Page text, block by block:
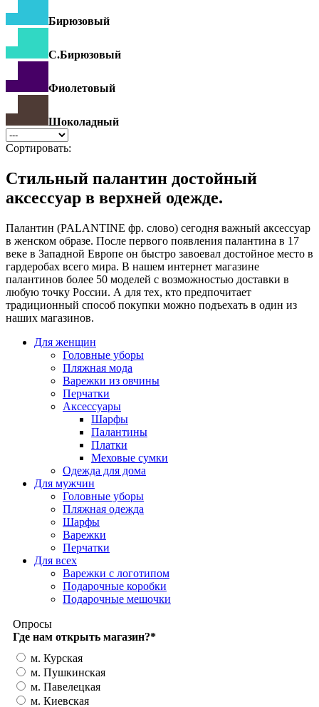
Бирюзовый
С.Бирюзовый
Фиолетовый
Шоколадный
Сортировать:
Стильный палантин достойный
аксессуар в верхней одежде.
Палантин (PALANTINE фр. слово) сегодня важный аксессуар
в женском образе. После первого появления палантина в 17
веке в Западной Европе он быстро завоевал достойное место в
гардеробах всего мира. В нашем интернет магазине
палантинов более 50 моделей с возможностью доставки в
любую точку России. А для тех, кто предпочитает
традиционный способ покупки можно подъехать в один из
наших магазинов.
Для женщин
Головные уборы
Пляжная мода
Варежки из овчины
Перчатки
Аксессуары
Шарфы
Палантины
Платки
Меховые сумки
Одежда для дома
Для мужчин
Головные уборы
Пляжная одежда
Шарфы
Варежки
Перчатки
Для всех
Варежки с логотипом
Подарочные коробки
Подарочные мешочки
Опросы
Где нам открыть магазин?*
м. Курская
м. Пушкинская
м. Павелецкая
м. Киевская